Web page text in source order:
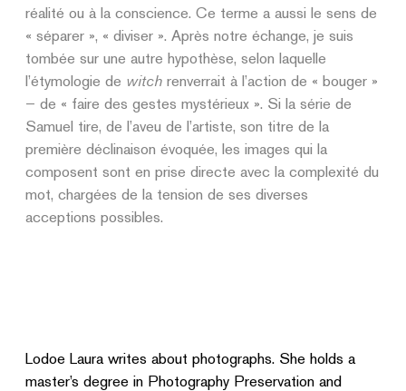
réalité ou à la conscience. Ce terme a aussi le sens de
« séparer », « diviser ». Après notre échange, je suis
tombée sur une autre hypothèse, selon laquelle
l’étymologie de witch renverrait à l’action de « bouger »
– de « faire des gestes mystérieux ». Si la série de
Samuel tire, de l’aveu de l’artiste, son titre de la
première déclinaison évoquée, les images qui la
composent sont en prise directe avec la complexité du
mot, chargées de la tension de ses diverses
acceptions possibles.
Lodoe Laura writes about photographs. She holds a
master’s degree in Photography Preservation and